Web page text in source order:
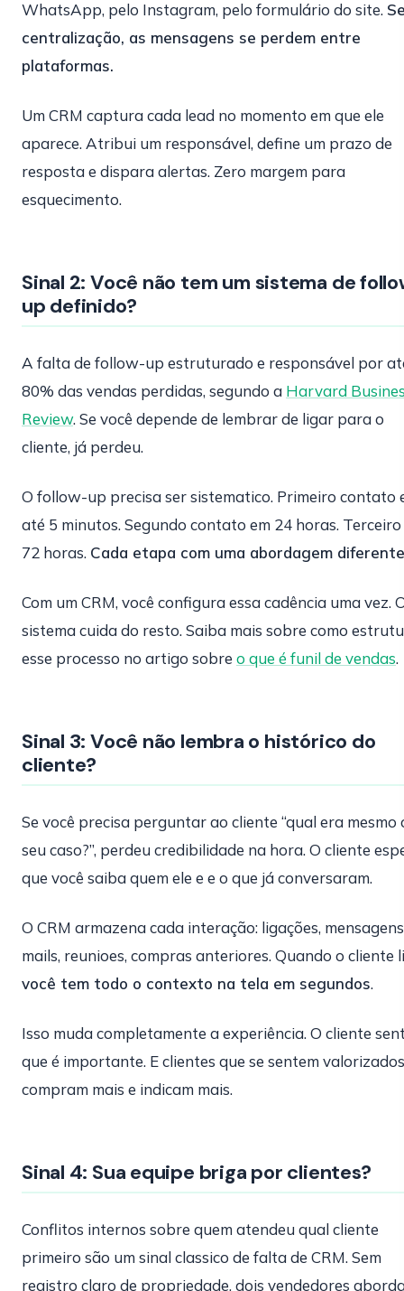
WhatsApp, pelo Instagram, pelo formulário do site.
centralização, as mensagens se perdem entre
plataformas.
Um CRM captura cada lead no momento em que ele
aparece. Atribui um responsável, define um prazo de
resposta e dispara alertas. Zero margem para
esquecimento.
Sinal 2: Você não tem um sistema de
up definido?
A falta de follow-up estruturado e responsável por
80% das vendas perdidas, segundo a Harvard
Review. Se você depende de lembrar de ligar para o
cliente, já perdeu.
O follow-up precisa ser sistematico. Primeiro contato
até 5 minutos. Segundo contato em 24 horas. Terceiro
72 horas. Cada etapa com uma abordagem
Com um CRM, você configura essa cadência uma vez.
sistema cuida do resto. Saiba mais sobre como
esse processo no artigo sobre o que é funil de vendas.
Sinal 3: Você não lembra o histórico do
cliente?
Se você precisa perguntar ao cliente “qual era mesmo
seu caso?”, perdeu credibilidade na hora. O cliente
que você saiba quem ele e e o que já conversaram.
O CRM armazena cada interação: ligações,
mails, reunioes, compras anteriores. Quando o cliente
você tem todo o contexto na tela em segundos.
Isso muda completamente a experiência. O cliente
que é importante. E clientes que se sentem valorizados
compram mais e indicam mais.
Sinal 4: Sua equipe briga por clientes?
Conflitos internos sobre quem atendeu qual cliente
primeiro são um sinal classico de falta de CRM. Sem
registro claro de propriedade, dois vendedores